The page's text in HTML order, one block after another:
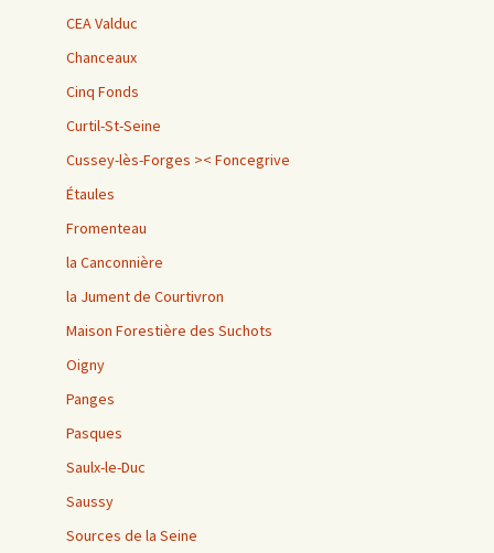
CEA Valduc
Chanceaux
Cinq Fonds
Curtil-St-Seine
Cussey-lès-Forges >< Foncegrive
Étaules
Fromenteau
la Canconnière
la Jument de Courtivron
Maison Forestière des Suchots
Oigny
Panges
Pasques
Saulx-le-Duc
Saussy
Sources de la Seine